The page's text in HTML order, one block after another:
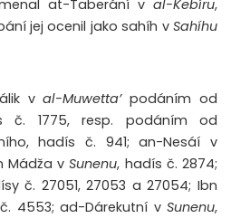
at-Taberání val-Kebíru,
jej ocenil jako sahíh v Sahíhu
val-Muwetta’podáním od
č. 1775, resp. podáním od
hadís č. 941; an-Nesáí v
Mádža vSunenu, hadís č. 2874;
č. 27051, 27053 a 27054; Ibn
4553; ad-Dárekutní v Sunenu,